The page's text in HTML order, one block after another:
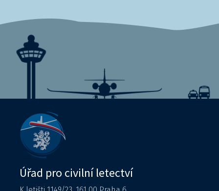
Úřad pro civilní letectví